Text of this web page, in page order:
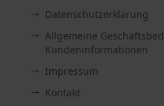
Datenschutzerklärung
Allgemeine
Kundeninformationen
Impressum
Kontakt